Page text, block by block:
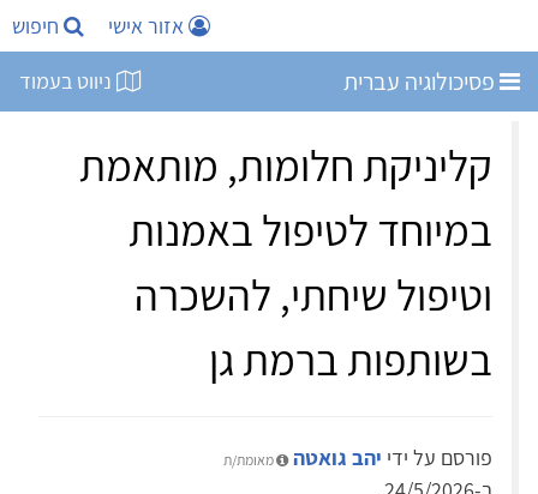
אזור אישי חיפוש
פסיכולוגיה עברית ניווט בעמוד
קליניקת חלומות, מותאמת
במיוחד לטיפול באמנות
וטיפול שיחתי, להשכרה
בשותפות ברמת גן
פורסם על ידי יהב גואטה מאומת/ת